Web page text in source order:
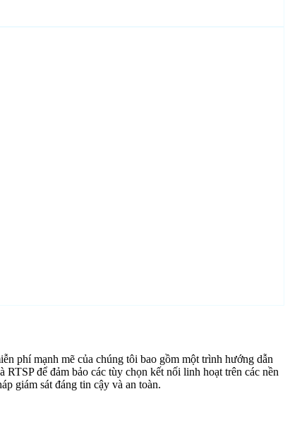
phí mạnh mẽ của chúng tôi bao gồm một trình hướng dẫn
để đảm bảo các tùy chọn kết nối linh hoạt trên các nền
giám sát đáng tin cậy và an toàn.